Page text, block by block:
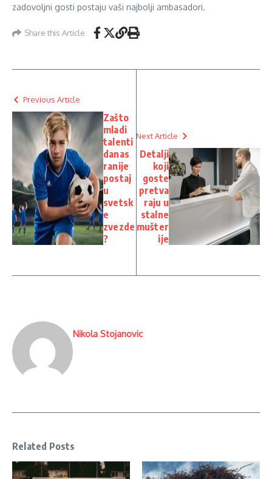
zadovoljni gosti postaju vaši najbolji ambasadori.
Share this Article
Previous Article
Zašto
mladi
talenti
danas
ranije
postaj
u
svetsk
e
zvezde
?
Next Article
Detalji
koji
goste
pretva
raju u
stalne
mušter
ije
Nikola Stojanovic
Related Posts